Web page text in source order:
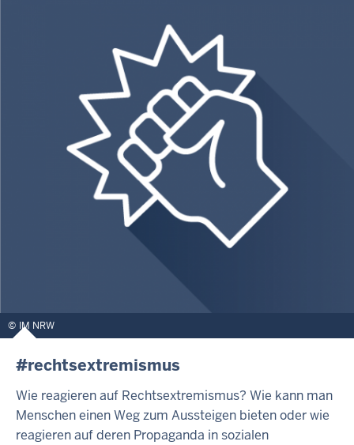
IM NRW
#rechtsextremismus
Wie reagieren auf Rechtsextremismus? Wie kann man
Menschen einen Weg zum Aussteigen bieten oder wie
reagieren auf deren Propaganda in sozialen